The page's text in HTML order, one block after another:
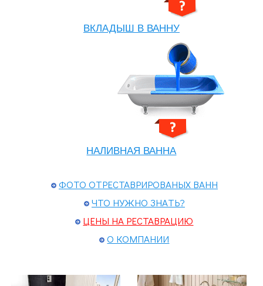
ВКЛАДЫШ В ВАННУ
НАЛИВНАЯ ВАННА
ФОТО ОТРЕСТАВРИРОВАНЫХ ВАНН
ЧТО НУЖНО ЗНАТЬ?
ЦЕНЫ НА РЕСТАВРАЦИЮ
О КОМПАНИИ